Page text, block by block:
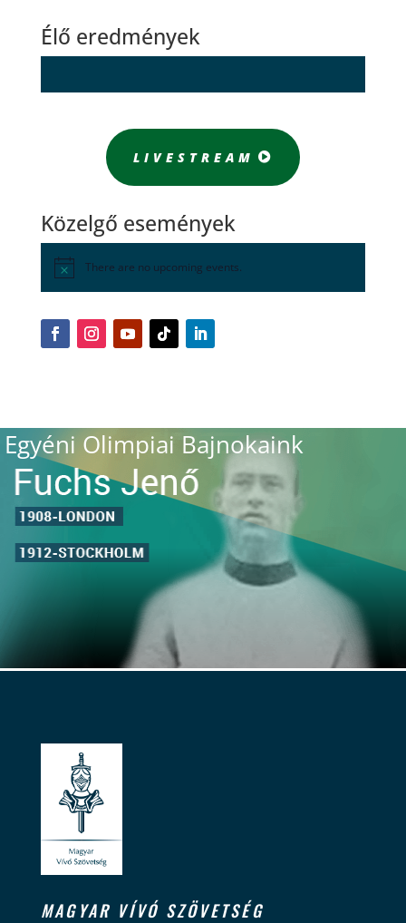
Élő eredmények
LIVESTREAM
Közelgő események
There are no upcoming events.
Egyéni Olimpiai Bajnokaink
MAGYAR VÍVÓ SZÖVETSÉG